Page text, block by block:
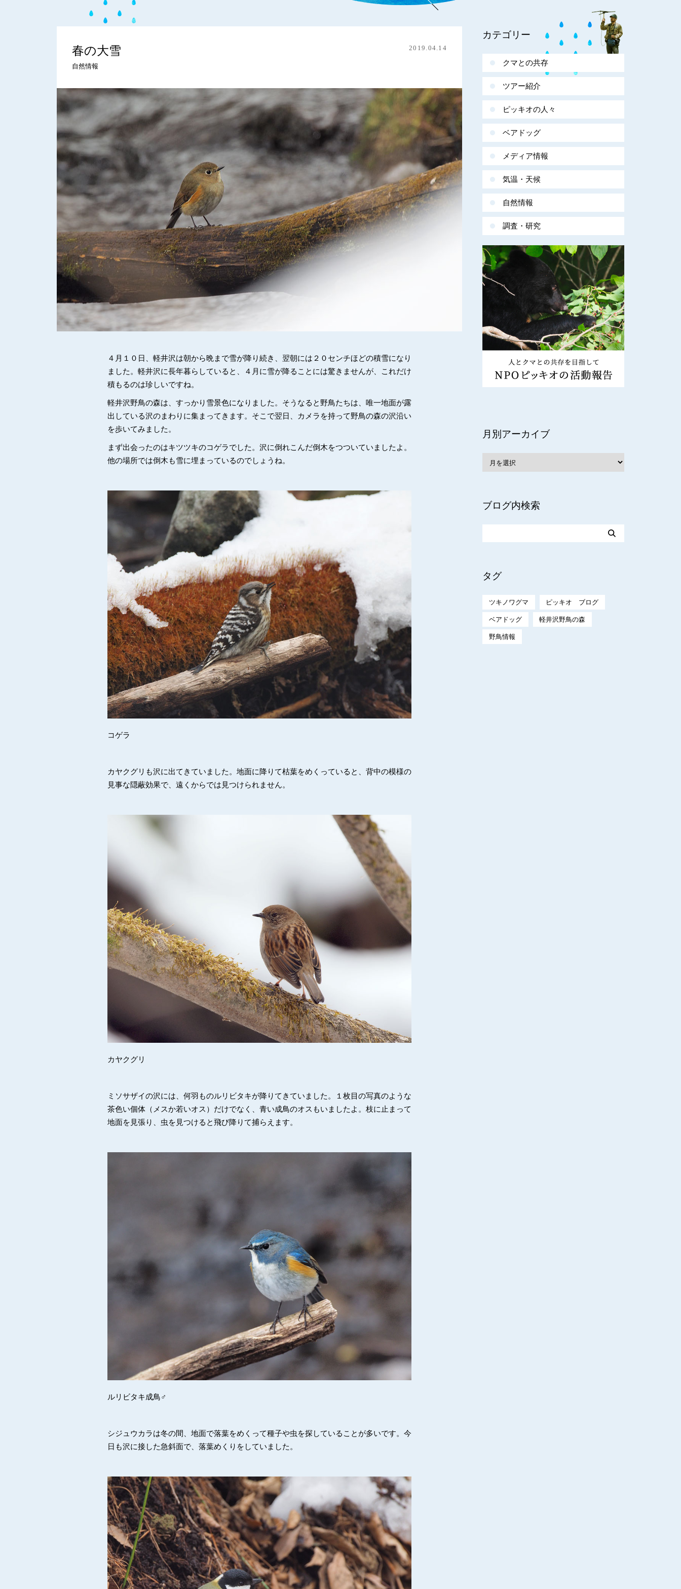
春の大雪
自然情報
2019.04.14
４月１０日、軽井沢は朝から晩まで雪が降り続き、翌朝には２０センチほどの積雪になり
ました。軽井沢に長年暮らしていると、４月に雪が降ることには驚きませんが、これだけ
積もるのは珍しいですね。
軽井沢野鳥の森は、すっかり雪景色になりました。そうなると野鳥たちは、唯一地面が露
出している沢のまわりに集まってきます。そこで翌日、カメラを持って野鳥の森の沢沿い
を歩いてみました。
まず出会ったのはキツツキのコゲラでした。沢に倒れこんだ倒木をつついていましたよ。
他の場所では倒木も雪に埋まっているのでしょうね。
コゲラ
カヤクグリも沢に出てきていました。地面に降りて枯葉をめくっていると、背中の模様の
見事な隠蔽効果で、遠くからでは見つけられません。
カヤクグリ
ミソサザイの沢には、何羽ものルリビタキが降りてきていました。１枚目の写真のような
茶色い個体（メスか若いオス）だけでなく、青い成鳥のオスもいましたよ。枝に止まって
地面を見張り、虫を見つけると飛び降りて捕らえます。
ルリビタキ成鳥♂
シジュウカラは冬の間、地面で落葉をめくって種子や虫を探していることが多いです。今
日も沢に接した急斜面で、落葉めくりをしていました。
カテゴリー
クマとの共存
ツアー紹介
ピッキオの人々
ベアドッグ
メディア情報
気温・天候
自然情報
調査・研究
月別アーカイブ
ブログ内検索
タグ
ツキノワグマ ピッキオ ブログ
ベアドッグ 軽井沢野鳥の森
野鳥情報